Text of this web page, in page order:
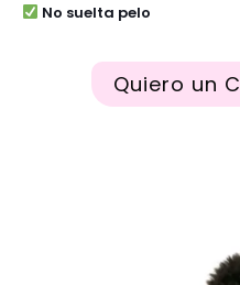
No suelta pelo
Quiero un